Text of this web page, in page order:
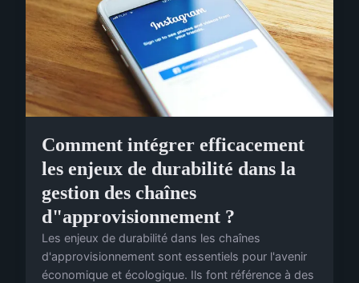
Comment intégrer efficacement
les enjeux de durabilité dans la
gestion des chaînes
d"approvisionnement ?
Les enjeux de durabilité dans les chaînes
d'approvisionnement sont essentiels pour l'avenir
économique et écologique. Ils font référence à des